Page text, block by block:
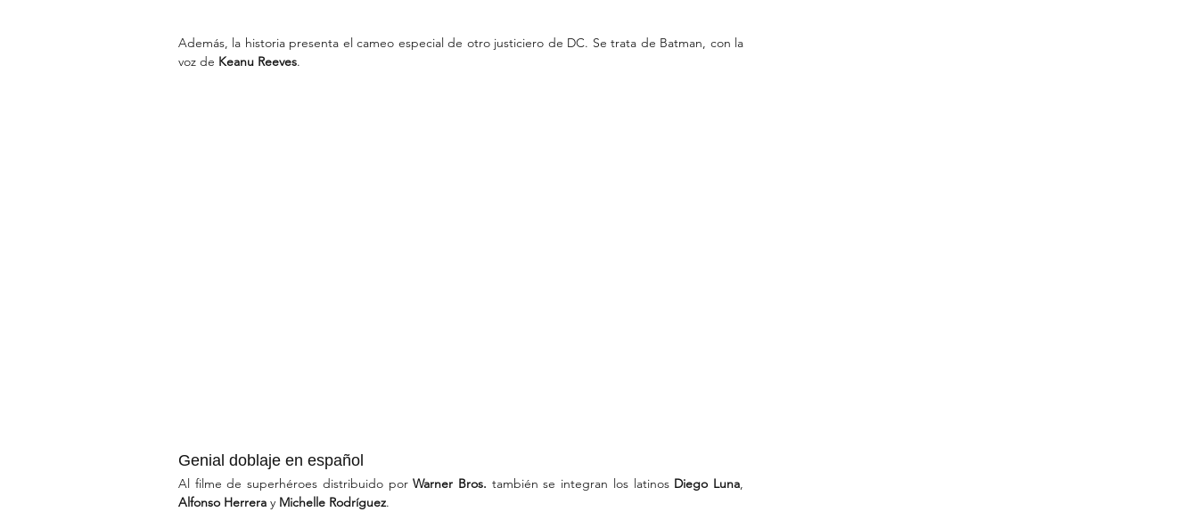
Además, la historia presenta el cameo especial de otro justiciero de DC. Se trata de Batman, con la
voz de Keanu Reeves.
Genial doblaje en español
Al filme de superhéroes distribuido por Warner Bros. también se integran los latinos Diego Luna
Alfonso Herrera y Michelle Rodríguez.